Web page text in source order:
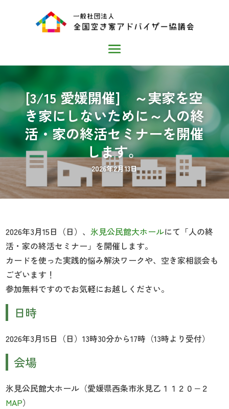
[3/15 愛媛開催] ～実家を空
き家にしないために～人の終
活・家の終活セミナーを開催
します。
2026年2月13日
2026年3月15日（日）、 氷見公民館大ホールにて「人の終
活・家の終活セミナー」を開催します。
カードを使った実践的悩み解決ワークや、空き家相談会も
ございます！
参加無料ですのでお気軽にお越しください。
日時
2026年3月15日（日）13時30分から17時（13時より受付）
会場
氷見公民館大ホール（愛媛県西条市氷見乙１１２０−２
MAP）